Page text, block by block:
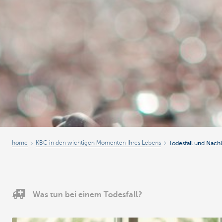
home KBC in den wichtigen Momenten Ihres Lebens Todesfall und
Was tun bei einem Todesfall?